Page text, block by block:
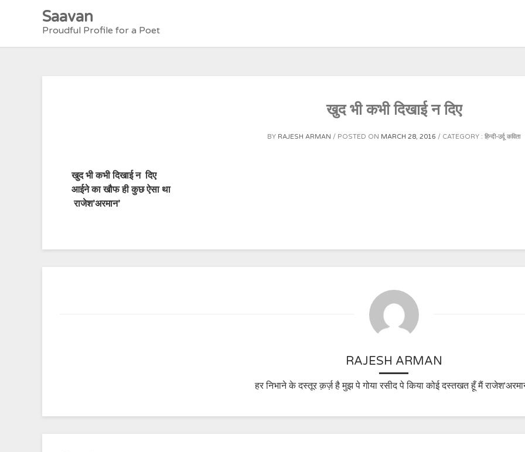
Saavan
Proudful Profile for a Poet
खुद भी कभी दिखाई न दिए
BY RAJESH ARMAN POSTED ON MARCH 28, 2016 CATEGORY : हिन्दी-उर्दू कविता
खुद भी कभी दिखाई न दिए
आईने का खौफ ही कुछ ऐसा था
राजेश’अरमान’
RAJESH ARMAN
हर निभाने के दस्तूर क़र्ज़ है मुझ पे गोया रसीद पे किया कोई दस्तखत हूँ मैं